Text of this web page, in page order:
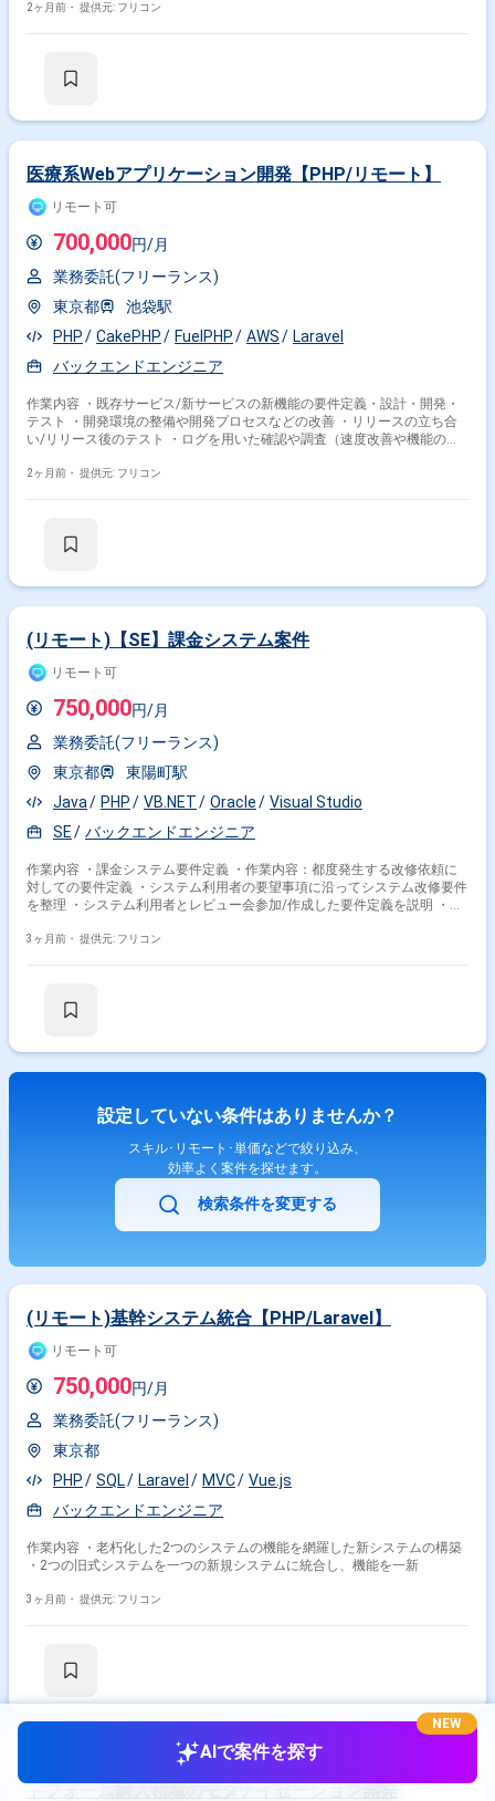
2ヶ月前・ 提供元: フリコン
医療系Webアプリケーション開発【PHP/リモート】
リモート可
700,000円/月
業務委託(フリーランス)
東京都
池袋駅
PHP
CakePHP FuelPHP AWS
Laravel
バックエンドエンジニア
作業内容 ・既存サービス/新サービスの新機能の要件定義・設計・開発・
テスト ・開発環境の整備や開発プロセスなどの改善 ・リリースの立ち合
い/リリース後のテスト ・ログを用いた確認や調査（速度改善や機能の動
2ヶ月前・ 提供元: フリコン
(リモート)【SE】課金システム案件
リモート可
750,000円/月
業務委託(フリーランス)
東京都
東陽町駅
Java
PHP VB.NET Oracle
Visual Studio
SE
バックエンドエンジニア
作業内容 ・課金システム要件定義 ・作業内容：都度発生する改修依頼に
対しての要件定義 ・システム利用者の要望事項に沿ってシステム改修要件
を整理 ・システム利用者とレビュー会参加/作成した要件定義を説明 ・開
件定義
3ヶ月前・ 提供元: フリコン
設定していない条件はありませんか？
スキル･リモート･単価などで絞り込み、
効率よく案件を探せます。
検索条件を変更する
(リモート)基幹システム統合【PHP/Laravel】
リモート可
750,000円/月
業務委託(フリーランス)
東京都
PHP
SQL Laravel MVC
Vue.js
バックエンドエンジニア
作業内容 ・⽼朽化した2つのシステムの機能を網羅した新システムの構築
・2つの旧式システムを⼀つの新規システムに統合し、機能を⼀新
3ヶ月前・ 提供元: フリコン
【PHP/TypeScript/React/フルリモート】決済プラッ
AIで案件を探す
NEW